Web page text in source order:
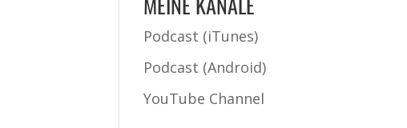
Podcast (iTunes)
Podcast (Android)
YouTube Channel